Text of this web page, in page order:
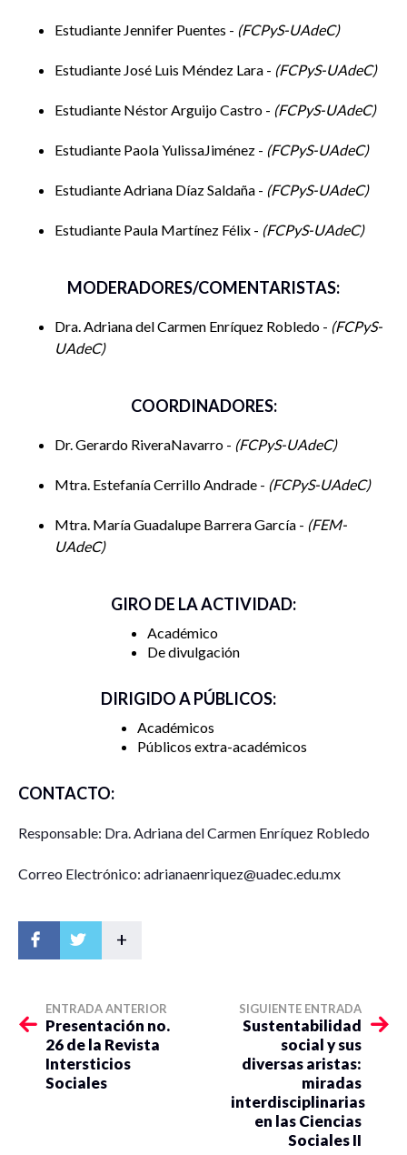
Estudiante Jennifer Puentes - FCPyS-UAdeC
Estudiante José Luis Méndez Lara - FCPyS-UAdeC
Estudiante Néstor Arguijo Castro - FCPyS-UAdeC
Estudiante Paola YulissaJiménez - FCPyS-UAdeC
Estudiante Adriana Díaz Saldaña - FCPyS-UAdeC
Estudiante Paula Martínez Félix - FCPyS-UAdeC
MODERADORES/COMENTARISTAS:
Dra. Adriana del Carmen Enríquez Robledo - FCPyS-
UAdeC
COORDINADORES:
Dr. Gerardo RiveraNavarro - FCPyS-UAdeC
Mtra. Estefanía Cerrillo Andrade - FCPyS-UAdeC
Mtra. María Guadalupe Barrera García - FEM-
UAdeC
GIRO DE LA ACTIVIDAD:
Académico
De divulgación
DIRIGIDO A PÚBLICOS:
Académicos
Públicos extra-académicos
CONTACTO:
Responsable: Dra. Adriana del Carmen Enríquez Robledo
Correo Electrónico: adrianaenriquez@uadec.edu.mx
+
ENTRADA ANTERIOR
Presentación no.
26 de la Revista
Intersticios
Sociales
SIGUIENTE ENTRADA
Sustentabilidad
social y sus
diversas aristas:
miradas
interdisciplinarias
en las Ciencias
Sociales II